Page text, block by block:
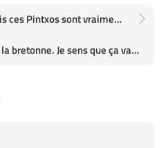
On est pas à Donostia mais ces Pintxos sont vraiment bons. Et en plus ça s'appelle le Bistrot 32. Alors…
Poire façon Tiramisu à la bretonne. Je sens que ça va le faire grave